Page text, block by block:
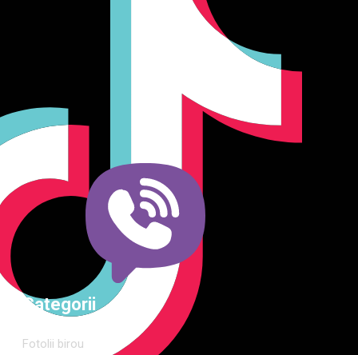
Producător și importator de mobilier în Chișinău. Descoperă
dormitor și grădină. Calitate, funcționalitate și design
modern pentru orice spațiu.Îți punem la dispoziție soluții
complete de amenajare direct de la producător, cu garanție
extinsă și consultanță gratuită pentru proiectul tău
Categorii
Fotolii birou